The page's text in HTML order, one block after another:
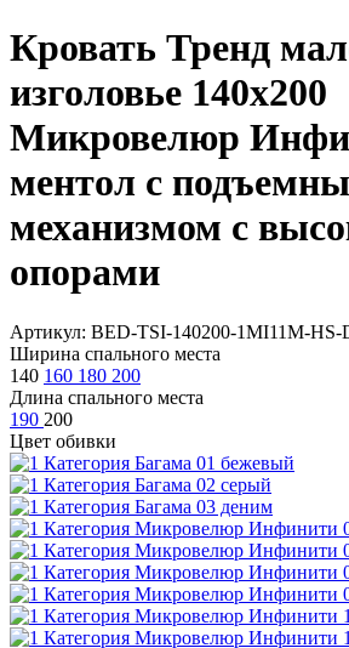
Кровать Тренд
изголовье 140х200
Микровелюр
ментол с
механизмом с
опорами
Артикул: BED-TSI-140200-1MI11M-
Ширина спального места
140 160 180 200
Длина спального места
190 200
Цвет обивки